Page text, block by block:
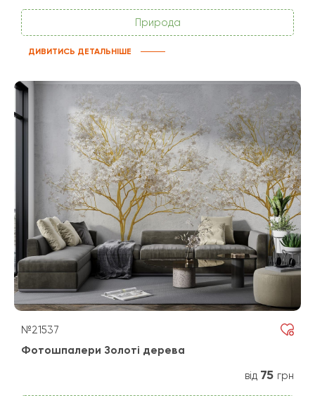
Природа
ДИВИТИСЬ ДЕТАЛЬНІШЕ
№21537
Фотошпалери Золоті дерева
від 75 грн